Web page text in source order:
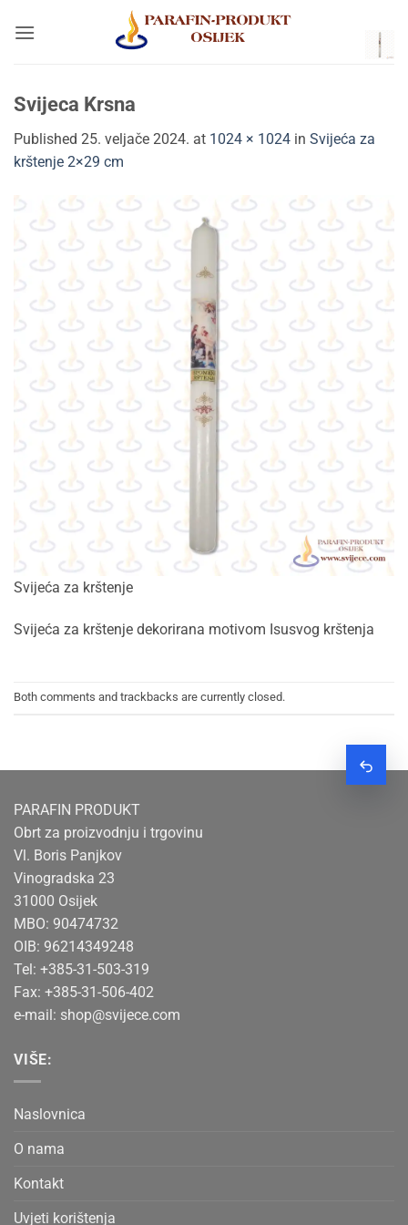
Svijeca Krsna
Published 25. veljače 2024. at 1024 × 1024 in Svijeća za
krštenje 2×29 cm
Svijeća za krštenje
Svijeća za krštenje dekorirana motivom Isusvog krštenja
Both comments and trackbacks are currently closed.
PARAFIN PRODUKT
Obrt za proizvodnju i trgovinu
Vl. Boris Panjkov
Vinogradska 23
31000 Osijek
MBO: 90474732
OIB: 96214349248
Tel: +385-31-503-319
Fax: +385-31-506-402
e-mail: shop@svijece.com
VIŠE:
Naslovnica
O nama
Kontakt
Uvjeti korištenja